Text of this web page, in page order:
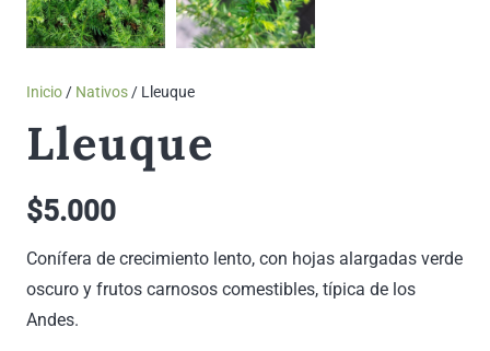
Inicio/ Nativos/ Lleuque
Lleuque
$5.000
Conífera de crecimiento lento, con hojas alargadas verde
oscuro y frutos carnosos comestibles, típica de los
Andes.